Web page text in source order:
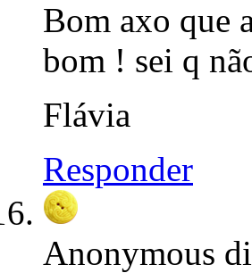
Bom axo que
bom ! sei q
Flávia
Responder
Anonymous